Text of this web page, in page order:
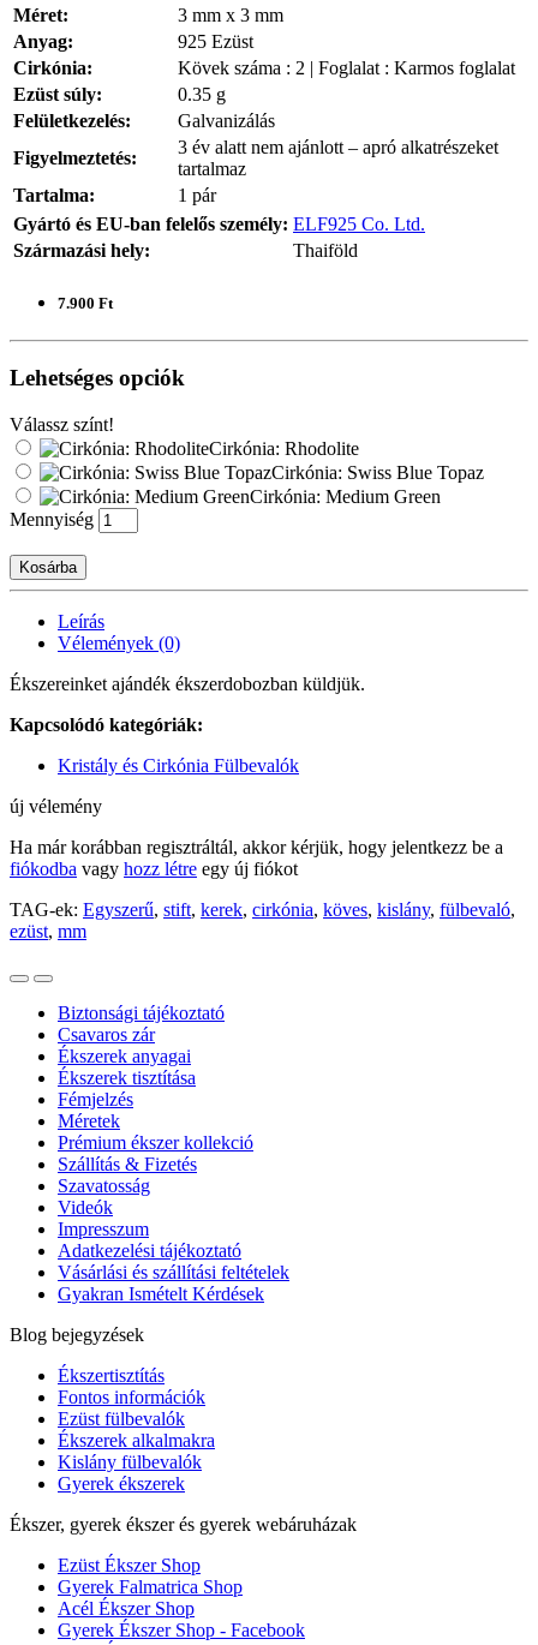
Méret:
3 mm x 3 mm
Anyag:
925 Ezüst
Cirkónia:
Kövek száma : 2 | Foglalat : Karmos foglalat
Ezüst súly:
0.35 g
Felületkezelés:
Galvanizálás
Figyelmeztetés:
3 év alatt nem ajánlott – apró alkatrészeket
tartalmaz
Tartalma:
1 pár
Gyártó és EU-ban felelős személy: ELF925 Co. Ltd.
Származási hely:
Thaiföld
7.900 Ft
Lehetséges opciók
Válassz színt!
Cirkónia: Rhodolite
Cirkónia: Swiss Blue Topaz
Cirkónia: Medium Green
Mennyiség
Kosárba
Leírás
Vélemények (0)
Ékszereinket ajándék ékszerdobozban küldjük.
Kapcsolódó kategóriák:
Kristály és Cirkónia Fülbevalók
új vélemény
Ha már korábban regisztráltál, akkor kérjük, hogy jelentkezz be a
fiókodba vagy hozz létre egy új fiókot
TAG-ek: Egyszerű, stift, kerek, cirkónia, köves, kislány, fülbevaló,
ezüst, mm
Biztonsági tájékoztató
Csavaros zár
Ékszerek anyagai
Ékszerek tisztítása
Fémjelzés
Méretek
Prémium ékszer kollekció
Szállítás & Fizetés
Szavatosság
Videók
Impresszum
Adatkezelési tájékoztató
Vásárlási és szállítási feltételek
Gyakran Ismételt Kérdések
Blog bejegyzések
Ékszertisztítás
Fontos információk
Ezüst fülbevalók
Ékszerek alkalmakra
Kislány fülbevalók
Gyerek ékszerek
Ékszer, gyerek ékszer és gyerek webáruházak
Ezüst Ékszer Shop
Gyerek Falmatrica Shop
Acél Ékszer Shop
Gyerek Ékszer Shop - Facebook